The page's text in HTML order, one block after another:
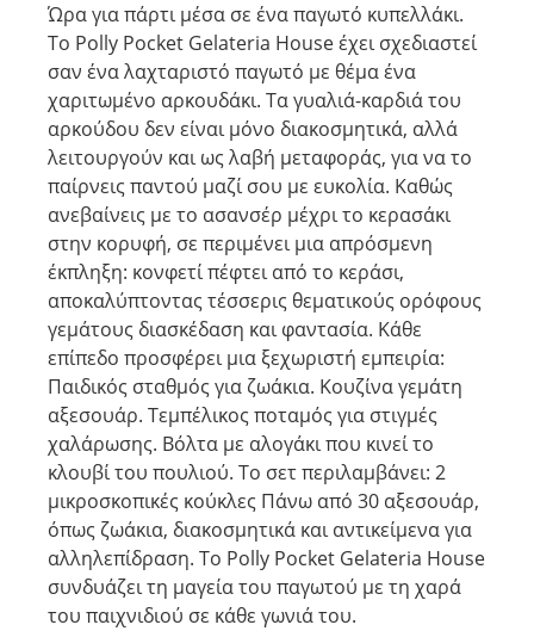
Ώρα για πάρτι μέσα σε ένα παγωτό κυπελλάκι.
Το Polly Pocket Gelateria House έχει σχεδιαστεί
σαν ένα λαχταριστό παγωτό με θέμα ένα
χαριτωμένο αρκουδάκι. Τα γυαλιά-καρδιά του
αρκούδου δεν είναι μόνο διακοσμητικά, αλλά
λειτουργούν και ως λαβή μεταφοράς, για να το
παίρνεις παντού μαζί σου με ευκολία. Καθώς
ανεβαίνεις με το ασανσέρ μέχρι το κερασάκι
στην κορυφή, σε περιμένει μια απρόσμενη
έκπληξη: κονφετί πέφτει από το κεράσι,
αποκαλύπτοντας τέσσερις θεματικούς ορόφους
γεμάτους διασκέδαση και φαντασία. Κάθε
επίπεδο προσφέρει μια ξεχωριστή εμπειρία:
Παιδικός σταθμός για ζωάκια. Κουζίνα γεμάτη
αξεσουάρ. Τεμπέλικος ποταμός για στιγμές
χαλάρωσης. Βόλτα με αλογάκι που κινεί το
κλουβί του πουλιού. Το σετ περιλαμβάνει: 2
μικροσκοπικές κούκλες Πάνω από 30 αξεσουάρ,
όπως ζωάκια, διακοσμητικά και αντικείμενα για
αλληλεπίδραση. Το Polly Pocket Gelateria House
συνδυάζει τη μαγεία του παγωτού με τη χαρά
του παιχνιδιού σε κάθε γωνιά του.